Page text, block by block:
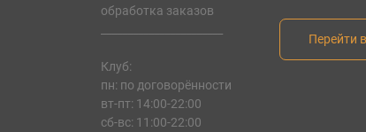
обработка заказов
Клуб:
пн: по договорённости
вт-пт: 14:00-22:00
сб-вс: 11:00-22:00
Перейти